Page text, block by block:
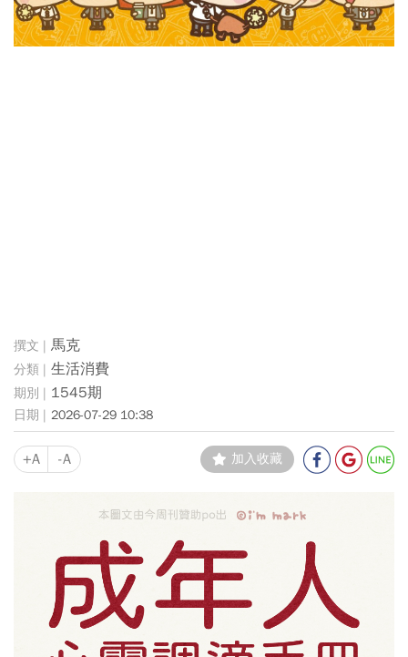
馬克
生活消費
1545期
2026-07-29 10:38
+A -A 加入收藏